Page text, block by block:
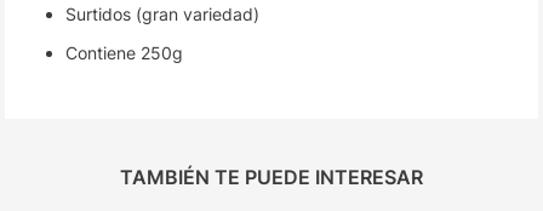
Surtidos (gran variedad)
Contiene 250g
TAMBIÉN TE PUEDE INTERESAR